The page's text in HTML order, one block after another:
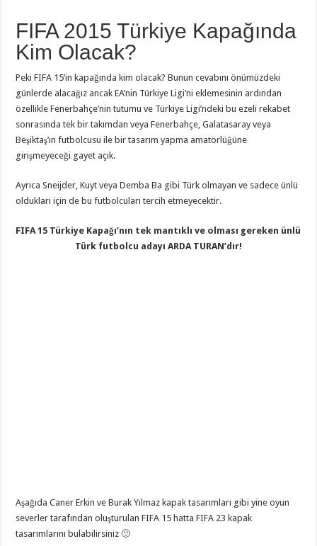
FIFA 2015 Türkiye Kapağında
Kim Olacak?
Peki FIFA 15’in kapağında kim olacak? Bunun cevabını önümüzdeki
günlerde alacağız ancak EA’nin Türkiye Ligi’ni eklemesinin ardından
özellikle Fenerbahçe’nin tutumu ve Türkiye Ligi’ndeki bu ezeli rekabet
sonrasında tek bir takımdan veya Fenerbahçe, Galatasaray veya
Beşiktaş’ın futbolcusu ile bir tasarım yapma amatörlüğüne
girişmeyeceği gayet açık.
Ayrıca Sneijder, Kuyt veya Demba Ba gibi Türk olmayan ve sadece ünlü
oldukları için de bu futbolcuları tercih etmeyecektir.
FIFA 15 Türkiye Kapağı’nın tek mantıklı ve olması gereken ünlü
Türk futbolcu adayı ARDA TURAN’dır!
Aşağıda Caner Erkin ve Burak Yılmaz kapak tasarımları gibi yine oyun
severler tarafından oluşturulan FIFA 15 hatta FIFA 23 kapak
tasarımlarını bulabilirsiniz 🙂